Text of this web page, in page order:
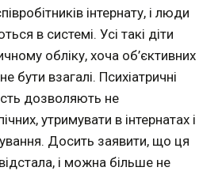
інтернату, і люди
в системі. Усі такі діти
обліку, хоча об’єктивних
бути взагалі. Психіатричні
дозволяють не
утримувати в інтернатах і
Досить заявити, що ця
і можна більше не